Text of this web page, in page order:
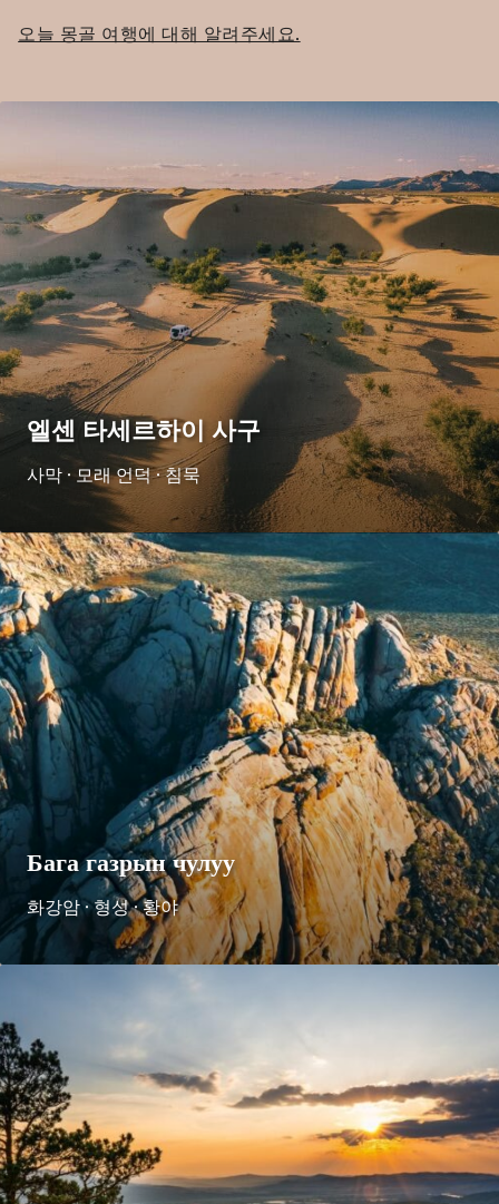
오늘 몽골 여행에 대해 알려주세요.
엘센 타세르하이 사구
사막 · 모래 언덕 · 침묵
Бага газрын чулуу
화강암 · 형성 · 황야